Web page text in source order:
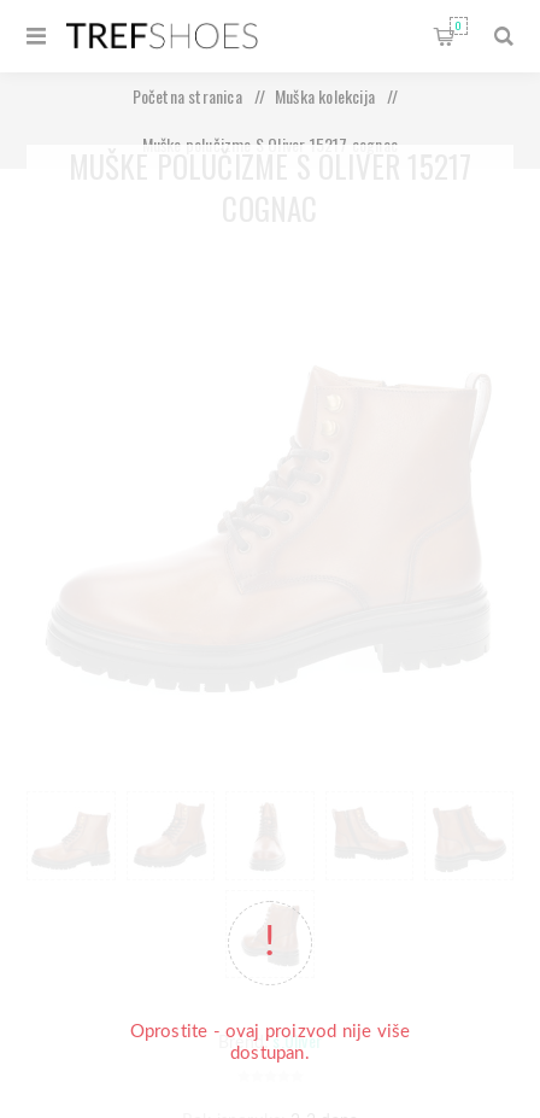
0
Početna stranica / Muška kolekcija
/
Muške polučizme S Oliver 15217 cognac
Oprostite - ovaj proizvod nije više
dostupan.
Brend: s.Oliver